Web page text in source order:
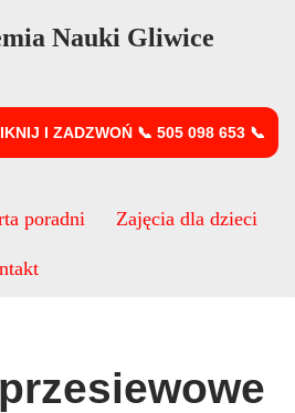
Nauki Gliwice
I ZADZWOŃ 📞 505 098 653 📞
poradni Zajęcia dla dzieci